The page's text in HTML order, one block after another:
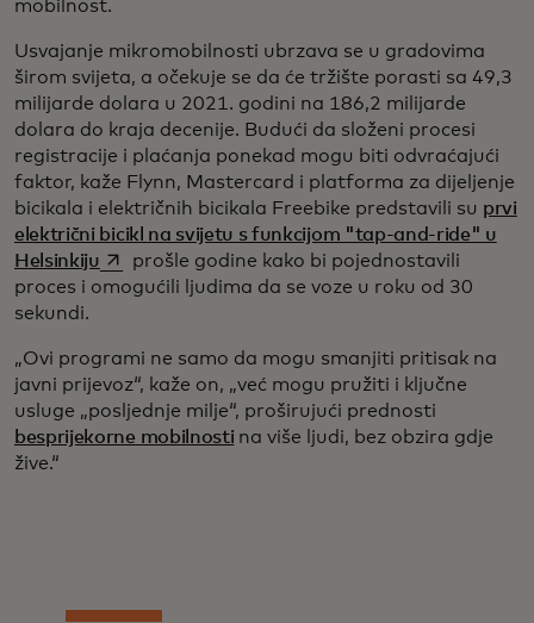
mobilnost.
Usvajanje mikromobilnosti ubrzava se u gradovima
širom svijeta, a očekuje se da će tržište porasti sa 49,3
milijarde dolara u 2021. godini na 186,2 milijarde
dolara do kraja decenije. Budući da složeni procesi
registracije i plaćanja ponekad mogu biti odvraćajući
faktor, kaže Flynn, Mastercard i platforma za dijeljenje
bicikala i električnih bicikala Freebike predstavili su prvi
električni bicikl na svijetu s funkcijom "tap-and-ride" u
Helsinkijuopens in a new tab
prošle godine kako bi pojednostavili
proces i omogućili ljudima da se voze u roku od 30
sekundi.
„Ovi programi ne samo da mogu smanjiti pritisak na
javni prijevoz“, kaže on, „već mogu pružiti i ključne
usluge „posljednje milje“, proširujući prednosti
besprijekorne mobilnosti na više ljudi, bez obzira gdje
žive.“